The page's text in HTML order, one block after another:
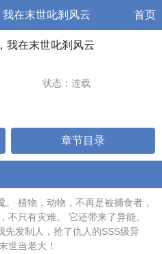
在末世叱刹风云 首页
我在末世叱刹风云
状态：连载
章节目录
植物，动物，不再是被捕食者，
不只有灾难。 它还带来了异能。
先发制人，抢了仇人的SSS级异
世当老大！